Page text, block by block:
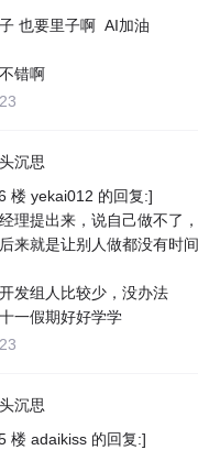
也要里子啊 AI加油
错啊
沉思
楼 yekai012 的回复:]
理提出来，说自己做不了
来就是让别人做都没有时间
发组人比较少，没办法
一假期好好学学
沉思
楼 adaikiss 的回复:]